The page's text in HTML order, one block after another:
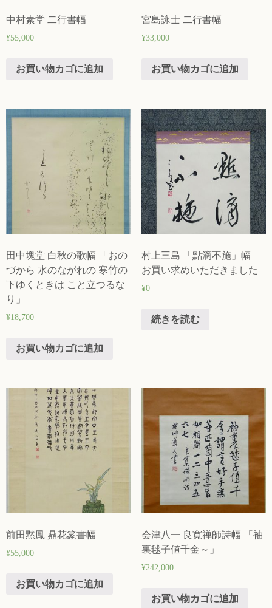
中村素堂 二行書幅
¥55,000
お買い物カゴに追加
宮島詠士 二行書幅
¥33,000
お買い物カゴに追加
田中塊堂 白秋の歌幅 「おの
づから 水のながれの 寒竹の
下ゆくときは こと立つるな
り」
¥18,700
お買い物カゴに追加
村上三島 「點滴不施」幅
お買い求めいただきました
¥0
続きを読む
前田黙鳳 鼎花篆書幅
¥55,000
お買い物カゴに追加
会津八一 良寛禅師詩幅 「袖
裏毬子値千金～」
¥242,000
お買い物カゴに追加